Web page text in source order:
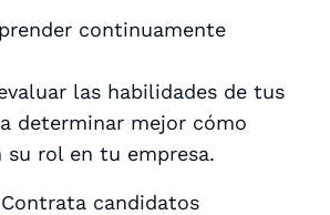
continuamente
las habilidades de tus
determinar mejor cómo
su rol en tu empresa.
candidatos